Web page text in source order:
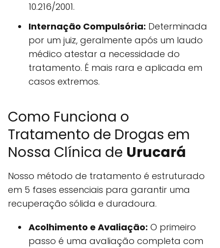
10.216/2001.
Internação Compulsória: Determinada
por um juiz, geralmente após um laudo
médico atestar a necessidade do
tratamento. É mais rara e aplicada em
casos extremos.
Como Funciona o
Tratamento de Drogas em
Nossa Clínica de Urucará
Nosso método de tratamento é estruturado
em 5 fases essenciais para garantir uma
recuperação sólida e duradoura.
Acolhimento e Avaliação: O primeiro
passo é uma avaliação completa com